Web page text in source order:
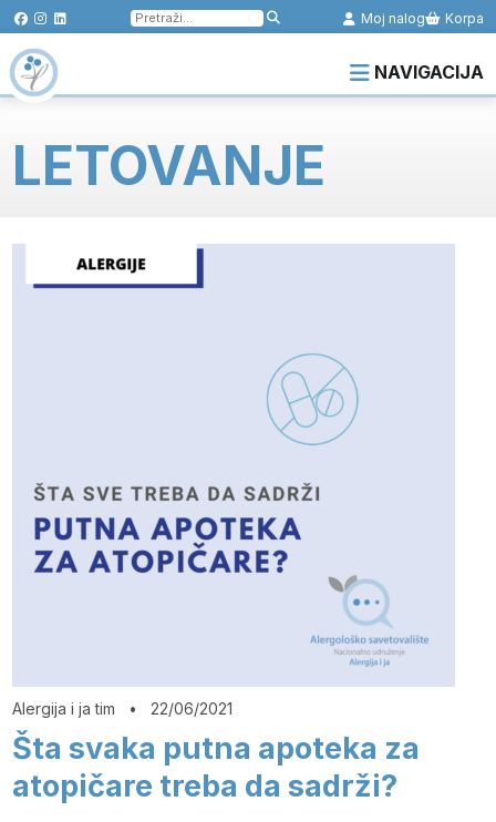
Pretraga
za:
Moj nalog Korpa
NAVIGACIJA
LETOVANJE
Alergija i ja tim • 22/06/2021
Šta svaka putna apoteka za
atopičare treba da sadrži?